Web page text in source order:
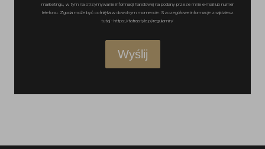
marketingu, w tym na otrzymywanie informacji handlowej na podany przeze mnie e-mail lub numer
telefonu. Zgoda może być cofnięta w dowolnym momencie. Szczegółowe informacje znajdziesz
tutaj - https://tatrastyle.pl/regulamin/
Wyślij